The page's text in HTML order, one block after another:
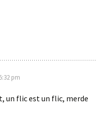
pm
un flic est un flic, merde